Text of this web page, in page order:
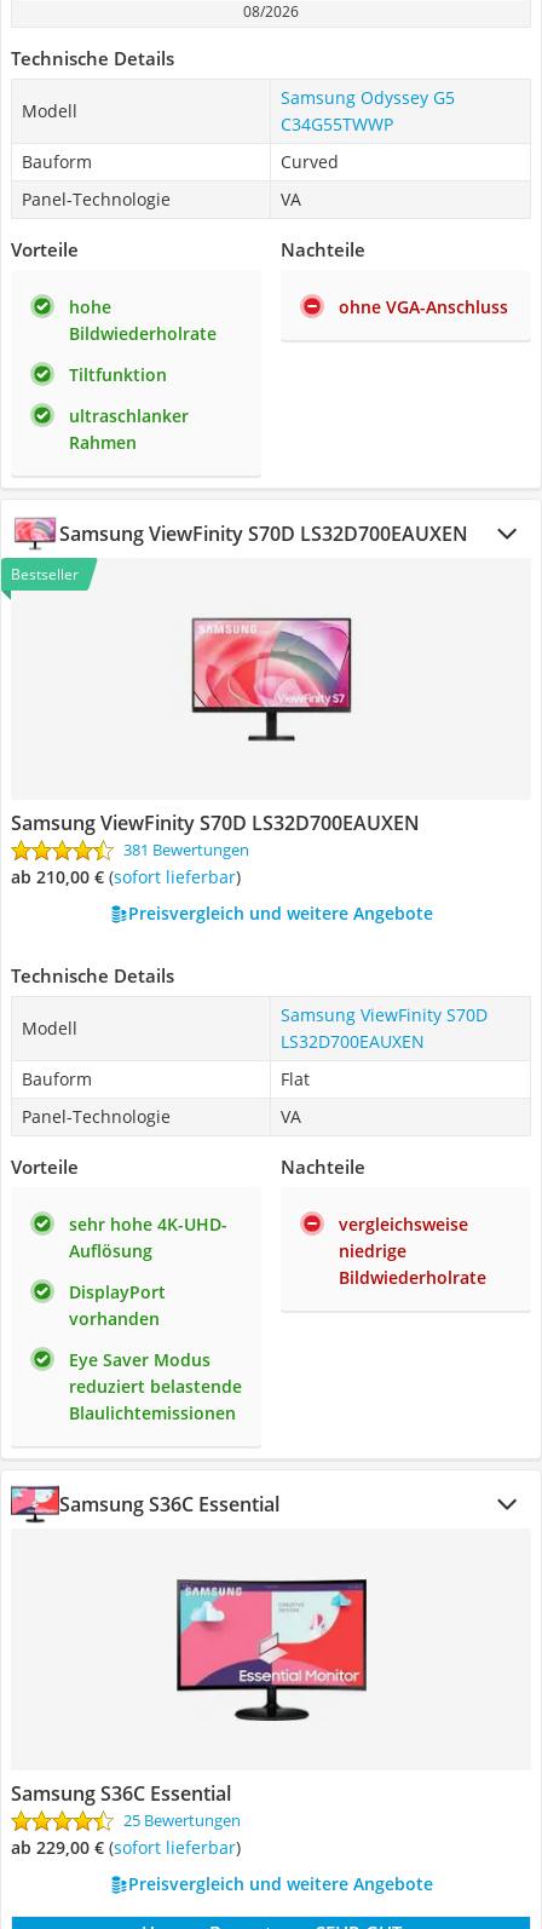
08/2026
Technische Details
Modell
Samsung Odyssey G5
C34G55TWWP
Bauform
Curved
Panel-Technologie
VA
Vorteile
hohe
Bildwiederholrate
Tiltfunktion
ultraschlanker
Rahmen
Nachteile
ohne VGA-Anschluss
Samsung ViewFinity S70D LS32D700EAUXEN
Bestseller
Samsung ViewFinity S70D LS32D700EAUXEN
381 Bewertungen
ab 210,00 € ( Sofort lieferbar)
Preisvergleich und weitere Angebote
Technische Details
Modell
Samsung ViewFinity S70D
LS32D700EAUXEN
Bauform
Flat
Panel-Technologie
VA
Vorteile
sehr hohe 4K-UHD-
Auflösung
DisplayPort
vorhanden
Eye Saver Modus
reduziert belastende
Blaulichtemissionen
Nachteile
vergleichsweise
niedrige
Bildwiederholrate
Samsung S36C Essential
Samsung S36C Essential
25 Bewertungen
ab 229,00 € ( Sofort lieferbar)
Preisvergleich und weitere Angebote